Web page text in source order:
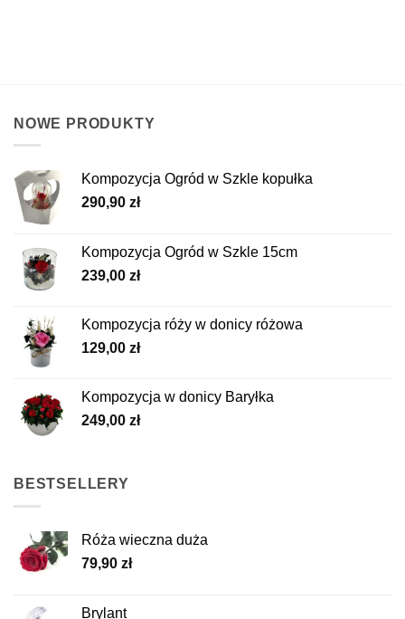
NOWE PRODUKTY
Kompozycja Ogród w Szkle kopułka
290,90 zł
Kompozycja Ogród w Szkle 15cm
239,00 zł
Kompozycja róży w donicy różowa
129,00 zł
Kompozycja w donicy Baryłka
249,00 zł
BESTSELLERY
Róża wieczna duża
79,90 zł
Brylant